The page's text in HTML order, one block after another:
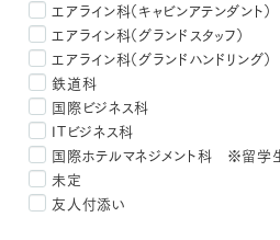
エアライン科（キャビンアテンダント）
エアライン科（グランドスタッフ）
エアライン科（グランドハンドリング）
鉄道科
国際ビジネス科
ITビジネス科
国際ホテルマネジメント科 ※留学
未定
友人付添い